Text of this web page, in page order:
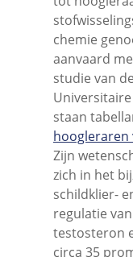
chemie
aanvaard
studie van
Universitaire
staan
hoogleraren
Zijn
zich in het
schildklier-
regulatie
testosteron
circa 35